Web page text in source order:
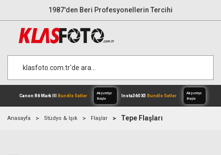
1987'den Beri Profesyonellerin Tercihi
Anasayfa Stüdyo & Işık Flaşlar Tepe Flaşları